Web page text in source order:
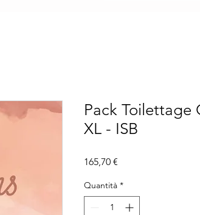
Pack Toilettage
XL - ISB
165,70 €
Quantità *